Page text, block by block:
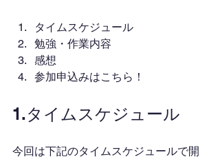
タイムスケジュール
勉強・作業内容
感想
参加申込みはこちら！
1.タイムスケジュール
今回は下記のタイムスケジュールで開